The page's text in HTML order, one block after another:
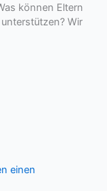
können Eltern
Wir
einen